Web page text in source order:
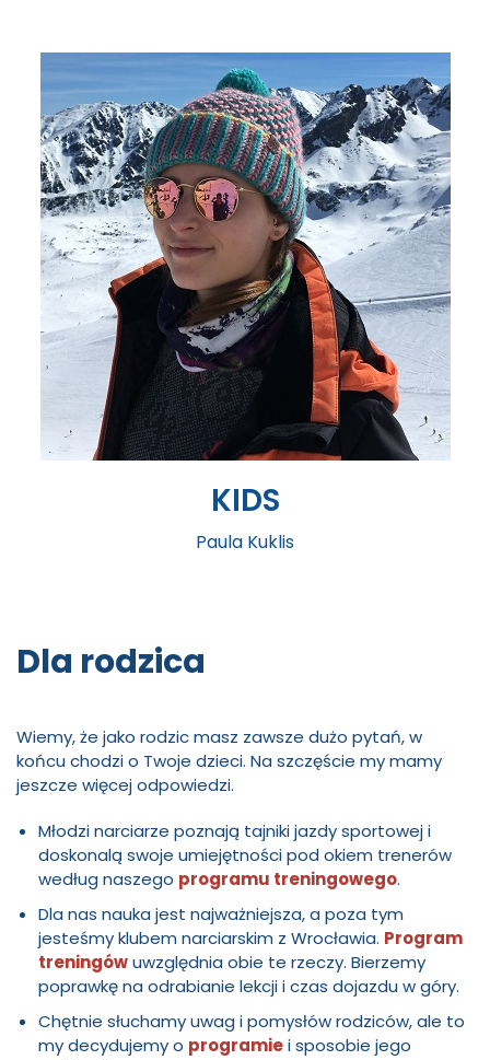
KIDS
Paula Kuklis
Dla rodzica
Wiemy, że jako rodzic masz zawsze dużo pytań, w
końcu chodzi o Twoje dzieci. Na szczęście my mamy
jeszcze więcej odpowiedzi.
Młodzi narciarze poznają tajniki jazdy sportowej i
doskonalą swoje umiejętności pod okiem trenerów
według naszego programu treningowego.
Dla nas nauka jest najważniejsza, a poza tym
jesteśmy klubem narciarskim z Wrocławia. Program
treningówuwzględnia obie te rzeczy. Bierzemy
poprawkę na odrabianie lekcji i czas dojazdu w góry.
Chętnie słuchamy uwag i pomysłów rodziców, ale to
my decydujemy o programiei sposobie jego